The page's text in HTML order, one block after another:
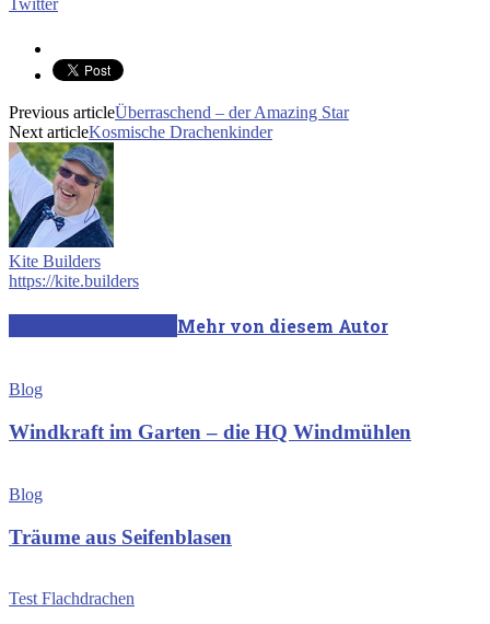
Previous articleÜberraschend – der Amazing Star
Next articleKosmische Drachenkinder
Kite Builders
https://kite.builders
Mehr von diesem Autor
Blog
Windkraft im Garten – die HQ Windmühlen
Blog
Träume aus Seifenblasen
Test Flachdrachen